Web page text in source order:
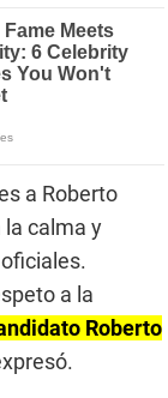
a Roberto
la calma y
a la
Roberto